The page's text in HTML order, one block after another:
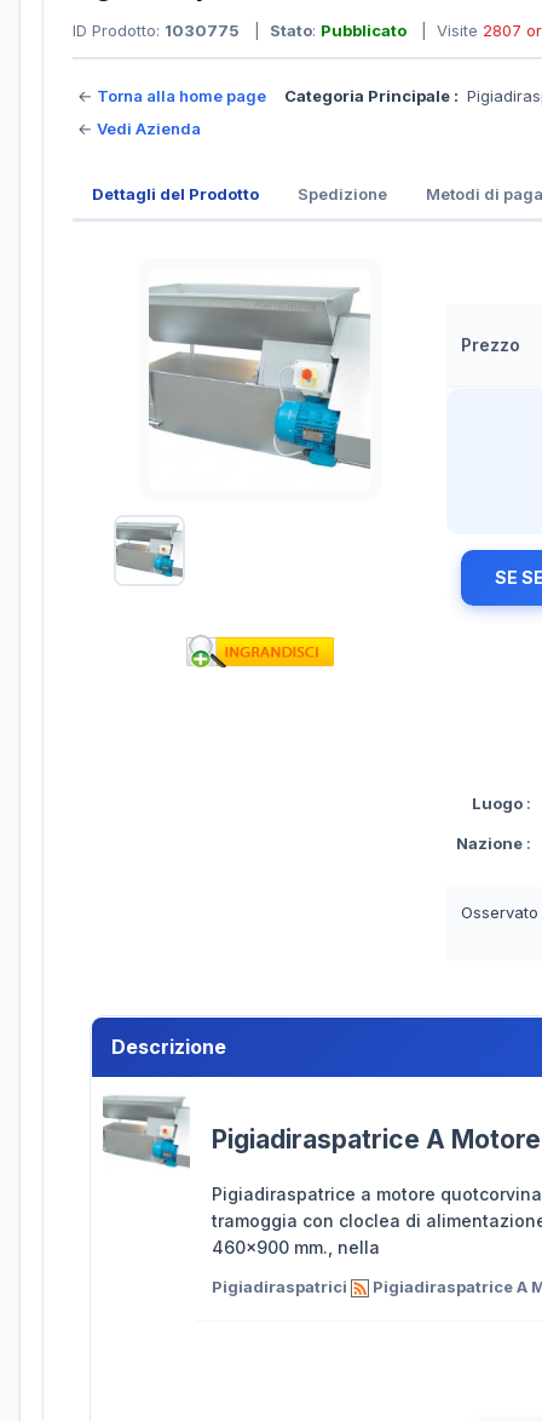
ID Prodotto: 1030775 Stato: Pubblicato | Visite 2807
← Torna alla home page
← Vedi Azienda
Categoria Principale :
Dettagli del Prodotto Spedizione Metodi di
Prezzo
SE
Luogo :
Nazione :
Descrizione
Pigiadiraspatrice A
Pigiadiraspatrice a motore
tramoggia con cloclea di
460x900 mm., nella
Pigiadiraspatrici Pigiadiraspatrice A